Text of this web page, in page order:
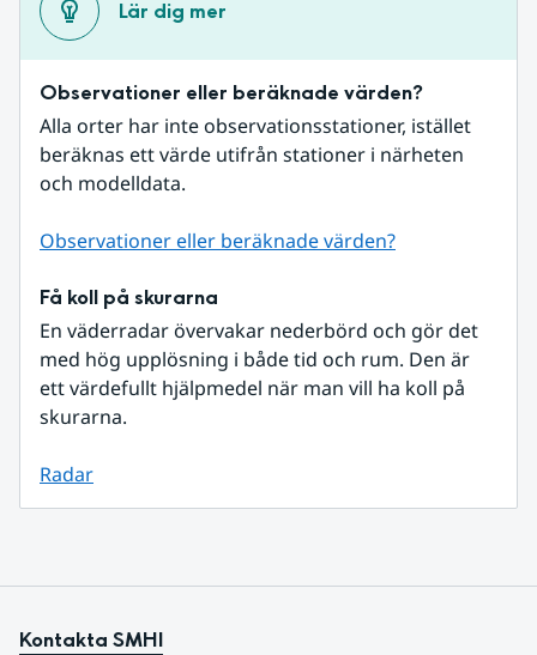
Lär dig mer
Observationer eller beräknade värden?
Alla orter har inte observationsstationer, istället
beräknas ett värde utifrån stationer i närheten
och modelldata.
Observationer eller beräknade värden?
Få koll på skurarna
En väderradar övervakar nederbörd och gör det
med hög upplösning i både tid och rum. Den är
ett värdefullt hjälpmedel när man vill ha koll på
skurarna.
Radar
Kontakta SMHI